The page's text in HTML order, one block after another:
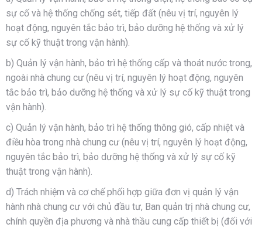
sự cố và hệ thống chống sét, tiếp đất (nêu vị trí, nguyên lý
hoạt động, nguyên tắc bảo trì, bảo dưỡng hệ thống và xử lý
sự cố kỹ thuật trong vận hành).
b) Quản lý vận hành, bảo trì hệ thống cấp và thoát nước trong,
ngoài nhà chung cư (nêu vị trí, nguyên lý hoạt động, nguyên
tắc bảo trì, bảo dưỡng hệ thống và xử lý sự cố kỹ thuật trong
vận hành).
c) Quản lý vận hành, bảo trì hệ thống thông gió, cấp nhiệt và
điều hòa trong nhà chung cư (nêu vị trí, nguyên lý hoạt động,
nguyên tắc bảo trì, bảo dưỡng hệ thống và xử lý sự cố kỹ
thuật trong vận hành).
d) Trách nhiệm và cơ chế phối hợp giữa đơn vị quản lý vận
hành nhà chung cư với chủ đầu tư, Ban quản trị nhà chung cư,
chính quyền địa phương và nhà thầu cung cấp thiết bị (đối với